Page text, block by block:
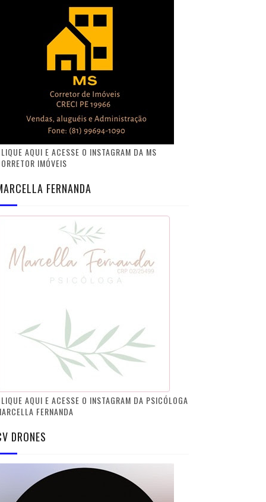
AQUI E ACESSE O INSTAGRAM DA MS
IMÓVEIS
FERNANDA
AQUI E ACESSE O INSTAGRAM DA PSICÓLOGA
FERNANDA
DRONES